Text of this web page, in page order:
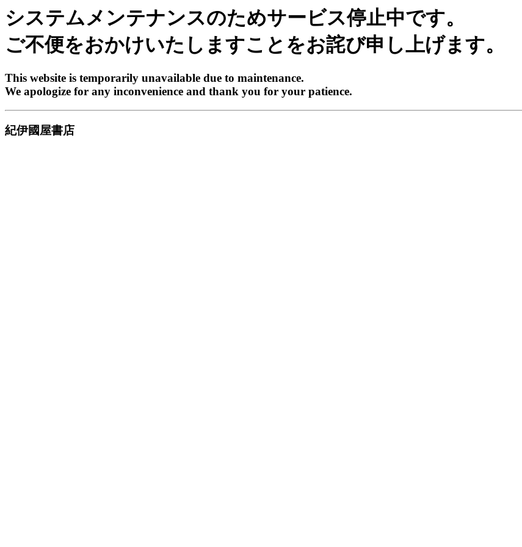
システムメンテナンスのためサービス停止中です。
ご不便をおかけいたしますことをお詫び申し上げます。
This website is temporarily unavailable due to maintenance.
We apologize for any inconvenience and thank you for your patience.
紀伊國屋書店